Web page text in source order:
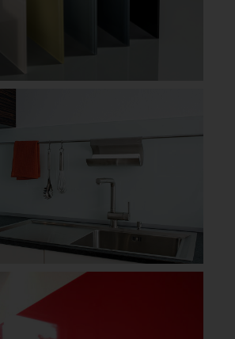
AV
är egentligen samma sak, men
har vuxit sig så starkt att
eller plastskivor för just Plexiglas.
PLEXIGLAS® sker från den tyska
gop och Röhm har ett samarbete
där gop har distributionsrätt i
PLEXIGLAS®. gop lagerhåller
i PLEXIGLAS® till en mängd
olika branscher.
MED
AKRYL